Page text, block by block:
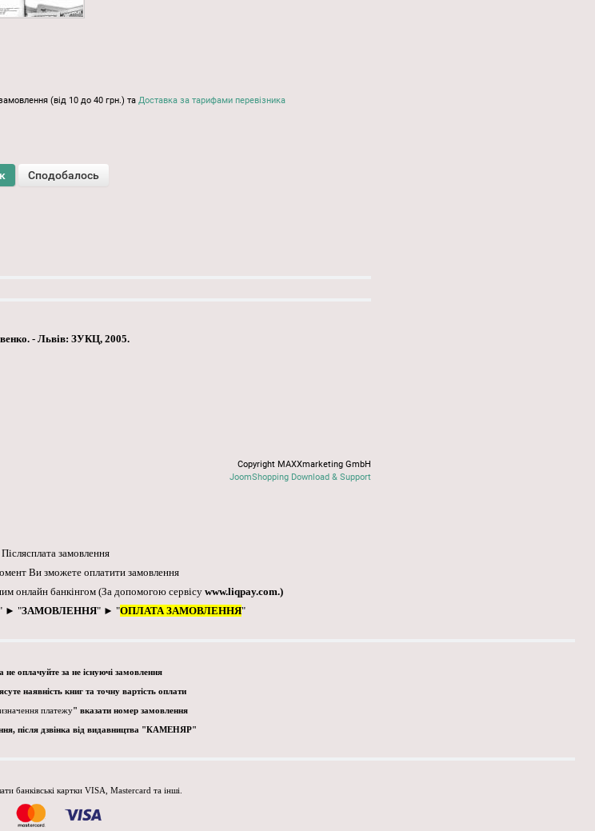
(від 10 до 40 грн.) та Доставка за тарифами перевізника
- Львів: ЗУКЦ, 2005.
Copyright MAXXmarketing GmbH
JoomShopping Download & Support
Післясплата замовлення
Ви зможете оплатити замовлення
онлайн банкінгом (За допомогою сервісу www.liqpay.com.)
► "ЗАМОВЛЕННЯ" ► "ОПЛАТА ЗАМОВЛЕННЯ"
не оплачуйте за не існуючі замовлення
наявність книг та точну вартість оплати
платежу" вказати номер замовлення
після дзвінка від видавництва "КАМЕНЯР"
банківські картки VISA, Mastercard та інші.